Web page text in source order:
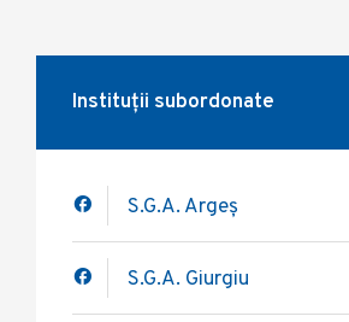
Instituții subordonate
S.G.A. Argeș
S.G.A. Giurgiu